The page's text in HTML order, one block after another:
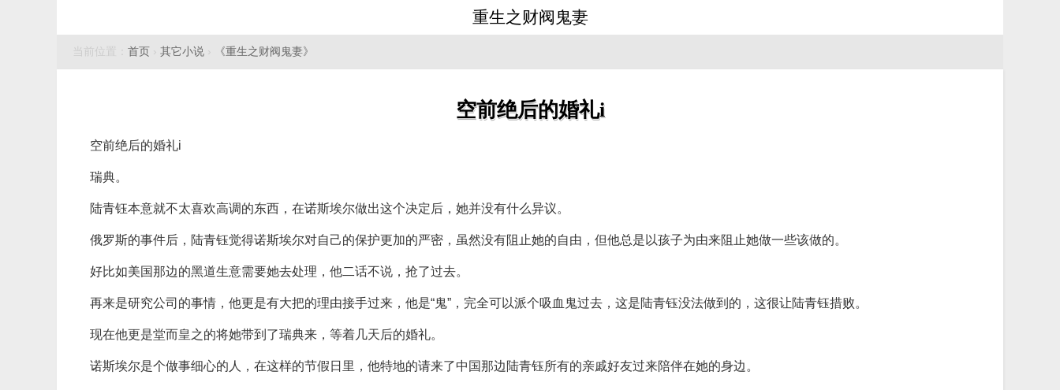
重生之财阀鬼妻
当前位置： 首页 › 其它小说 › 《重生之财阀鬼妻》
空前绝后的婚礼i
空前绝后的婚礼i
瑞典。
陆青钰本意就不太喜欢高调的东西，在诺斯埃尔做出这个决定后，她并没有什么异议。
俄罗斯的事件后，陆青钰觉得诺斯埃尔对自己的保护更加的严密，虽然没有阻止她的自由，但他总是以孩子为由来阻止她做一些该做的。
好比如美国那边的黑道生意需要她去处理，他二话不说，抢了过去。
再来是研究公司的事情，他更是有大把的理由接手过来，他是“鬼”，完全可以派个吸血鬼过去，这是陆青钰没法做到的，这很让陆青钰措败。
现在他更是堂而皇之的将她带到了瑞典来，等着几天后的婚礼。
诺斯埃尔是个做事细心的人，在这样的节假日里，他特地的请来了中国那边陆青钰所有的亲戚好友过来陪伴在她的身边。